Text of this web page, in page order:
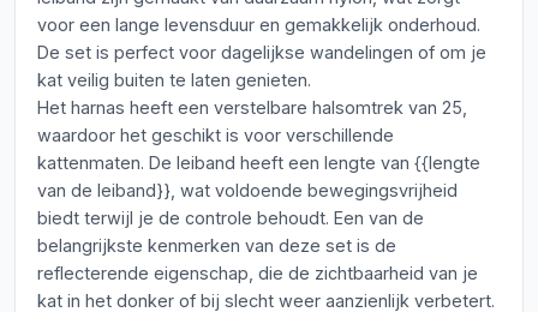
voor een lange levensduur en gemakkelijk onderhoud.
De set is perfect voor dagelijkse wandelingen of om je
kat veilig buiten te laten genieten.
Het harnas heeft een verstelbare halsomtrek van 25,
waardoor het geschikt is voor verschillende
kattenmaten. De leiband heeft een lengte van {{lengte
van de leiband}}, wat voldoende bewegingsvrijheid
biedt terwijl je de controle behoudt. Een van de
belangrijkste kenmerken van deze set is de
reflecterende eigenschap, die de zichtbaarheid van je
kat in het donker of bij slecht weer aanzienlijk verbetert.